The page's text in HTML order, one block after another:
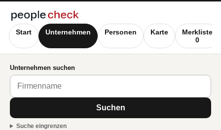
Start Unternehmen Personen Karte
Merkliste
0
Unternehmen suchen
Suchen
Suche eingrenzen